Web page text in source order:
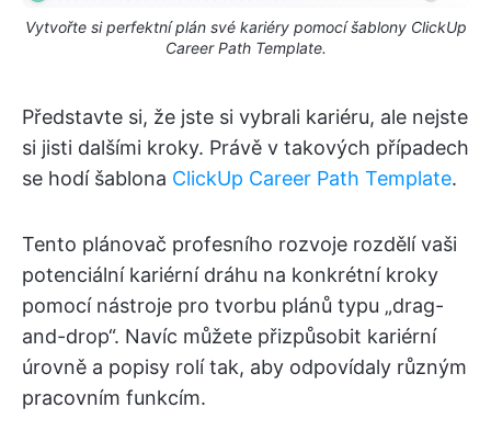
Vytvořte si perfektní plán své kariéry pomocí šablony ClickUp
Career Path Template.
Představte si, že jste si vybrali kariéru, ale nejste
si jisti dalšími kroky. Právě v takových případech
se hodí šablona ClickUp Career Path Template.
Tento plánovač profesního rozvoje rozdělí vaši
potenciální kariérní dráhu na konkrétní kroky
pomocí nástroje pro tvorbu plánů typu „drag-
and-drop“. Navíc můžete přizpůsobit kariérní
úrovně a popisy rolí tak, aby odpovídaly různým
pracovním funkcím.